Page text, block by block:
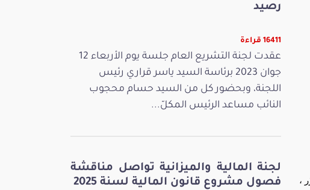
،
رصيد
16411 قراءة
عقدت لجنة التشريع العام جلسة يوم الأربعاء 12
جوان 2023 برئاسة السيد ياسر قراري رئيس
اللجنة، وبحضور كل من السيد حسام محجوب
النائب مساعد الرئيس المكلّ...
لجنة المالية والميزانية تواصل مناقشة
فصول مشروع قانون المالية لسنة 2025